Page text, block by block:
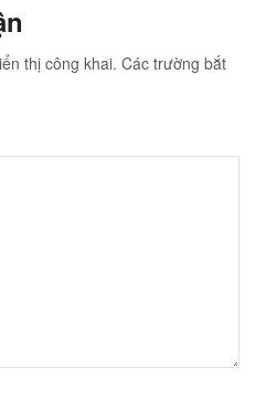
thị công khai. Các trường bắt